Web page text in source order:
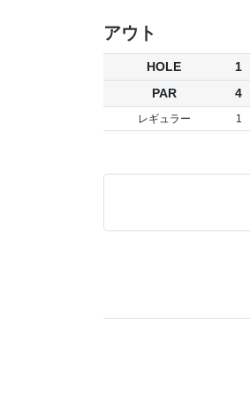
アウト
HOLE 1
PAR
4
レギュラー 1